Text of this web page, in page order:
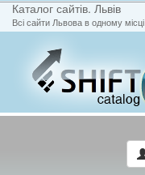
Каталог сайтів. Львів
Всі сайти Львова в одному місці